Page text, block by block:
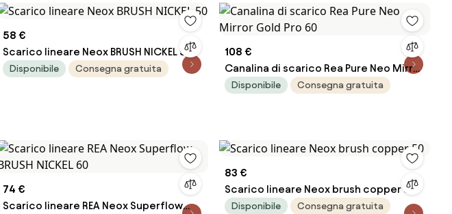
58 €
Scarico lineare Neox BRUSH NICKEL 50
Disponibile Consegna gratuita
108 €
Canalina di scarico Rea Pure Neo Mirror
Gold Pro 60
Disponibile Consegna gratuita
74 €
Scarico lineare REA Neox Superflow
83 €
Scarico lineare Neox brush copper 50
Disponibile Consegna gratuita